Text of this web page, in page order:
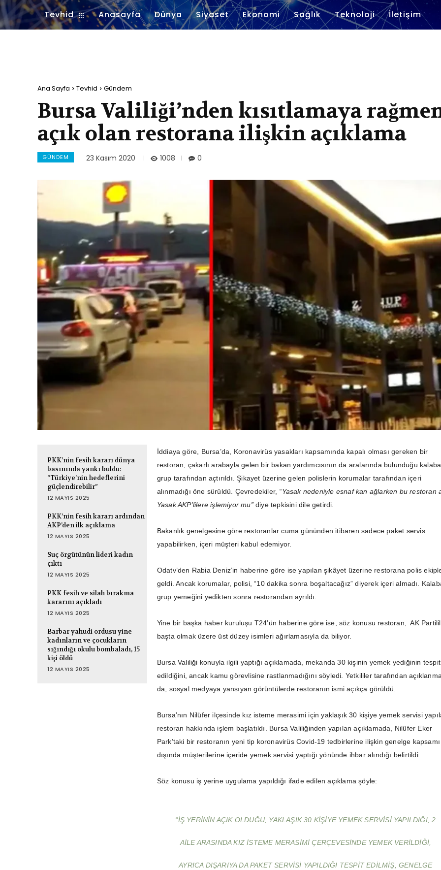
Tevhid Anasayfa Dünya Siyaset Ekonomi Sağlık Teknoloji İletişim
Ana Sayfa Tevhid Gündem
Bursa Valiliği’nden kısıtlamaya
açık olan restorana ilişkin açıklama
GÜNDEM 23 Kasım 2020 1008 0
PKK’nin fesih kararı dünya
basınında yankı buldu:
“Türkiye’nin hedeflerini
güçlendirebilir”
12 MAYIS 2025
PKK’nin fesih kararı ardından
AKP’den ilk açıklama
12 MAYIS 2025
Suç örgütünün lideri kadın
çıktı
12 MAYIS 2025
PKK fesih ve silah bırakma
kararını açıkladı
12 MAYIS 2025
Barbar yahudi ordusu yine
kadınların ve çocukların
sığındığı okulu bombaladı, 15
kişi öldü
12 MAYIS 2025
İddiaya göre, Bursa’da, Koronavirüs yasakları kapsamında kapalı olması gereken bir
restoran, çakarlı arabayla gelen bir bakan yardımcısının da aralarında bulunduğu
grup tarafından açtırıldı. Şikayet üzerine gelen polislerin korumalar tarafından içeri
alınmadığı öne sürüldü. Çevredekiler, “Yasak nedeniyle esnaf kan ağlarken bu restoran
Yasak AKP’lilere işlemiyor mu”diye tepkisini dile getirdi.
Bakanlık genelgesine göre restoranlar cuma gününden itibaren sadece paket servis
yapabilirken, içeri müşteri kabul edemiyor.
Odatv’den Rabia Deniz’in haberine göre ise yapılan şikâyet üzerine restorana polis
geldi. Ancak korumalar, polisi, “10 dakika sonra boşaltacağız” diyerek içeri almadı.
grup yemeğini yedikten sonra restorandan ayrıldı.
Yine bir başka haber kuruluşu T24’ün haberine göre ise, söz konusu restoran, AK
başta olmak üzere üst düzey isimleri ağırlamasıyla da biliyor.
Bursa Valiliği konuyla ilgili yaptığı açıklamada, mekanda 30 kişinin yemek yediğinin tespit
edildiğini, ancak kamu görevlisine rastlanmadığını söyledi. Yetkililer tarafından
da, sosyal medyaya yansıyan görüntülerde restoranın ismi açıkça görüldü.
Bursa’nın Nilüfer ilçesinde kız isteme merasimi için yaklaşık 30 kişiye yemek servisi
restoran hakkında işlem başlatıldı. Bursa Valiliğinden yapılan açıklamada, Nilüfer Eker
Park’taki bir restoranın yeni tip koronavirüs Covid-19 tedbirlerine ilişkin genelge kapsamı
dışında müşterilerine içeride yemek servisi yaptığı yönünde ihbar alındığı belirtildi.
Söz konusu iş yerine uygulama yapıldığı ifade edilen açıklama şöyle:
“İŞ YERININ AÇIK OLDUĞU, YAKLAŞIK 30 KIŞIYE YEMEK SERVISI YAPILDIĞI, 2
AILE ARASINDA KIZ ISTEME MERASIMI ÇERÇEVESINDE YEMEK VERILDIĞI,
AYRICA DIŞARIYA DA PAKET SERVISI YAPILDIĞI TESPIT EDILMIŞ, GENELGE